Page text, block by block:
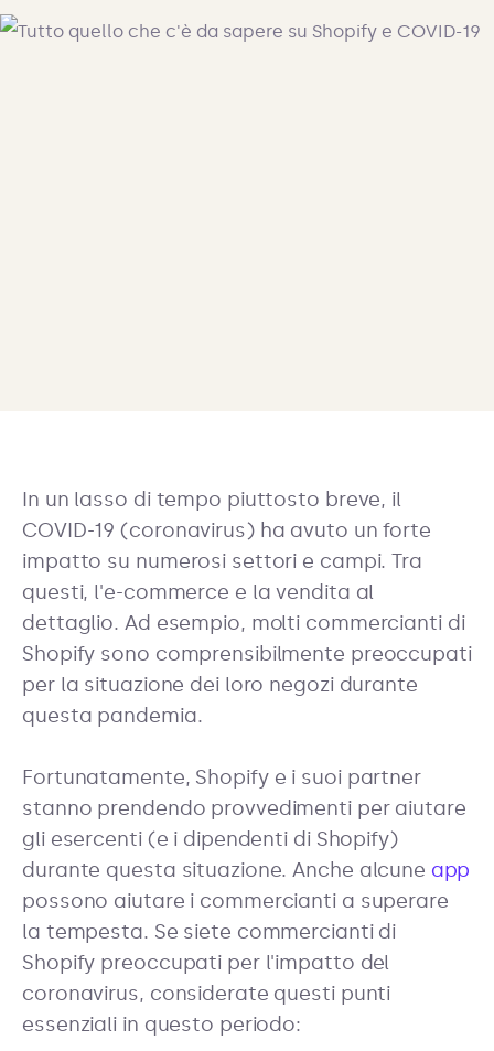
In un lasso di tempo piuttosto breve, il
COVID-19 (coronavirus) ha avuto un forte
impatto su numerosi settori e campi. Tra
questi, l'e-commerce e la vendita al
dettaglio. Ad esempio, molti commercianti di
Shopify sono comprensibilmente preoccupati
per la situazione dei loro negozi durante
questa pandemia.
Fortunatamente, Shopify e i suoi partner
stanno prendendo provvedimenti per aiutare
gli esercenti (e i dipendenti di Shopify)
durante questa situazione. Anche alcune app
possono aiutare i commercianti a superare
la tempesta. Se siete commercianti di
Shopify preoccupati per l'impatto del
coronavirus, considerate questi punti
essenziali in questo periodo: